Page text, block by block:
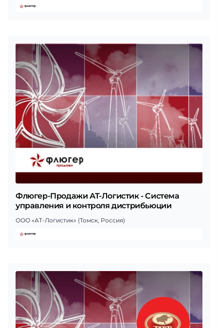
Флюгер-Продажи АТ-Логистик - Система
управления и контроля дистрибьюции
ООО «АТ-Логистик» (Томск, Россия)